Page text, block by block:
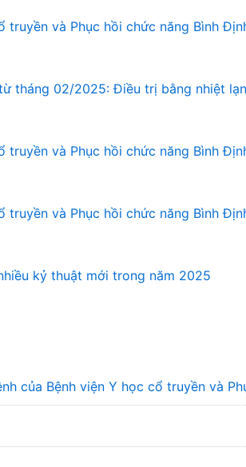
và Phục hồi chức năng Bình
tháng 02/2025: Điều trị bằng nhiệt
và Phục hồi chức năng Bình
và Phục hồi chức năng Bình
kỷ thuật mới trong năm 2025
của Bệnh viện Y học cổ truyền và